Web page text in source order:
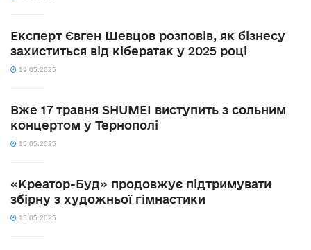
Експерт Євген Шевцов розповів, як бізнесу
захиститься від кібератак у 2025 році
19.05.2025
Вже 17 травня SHUMEI виступить з сольним
концертом у Тернополі
15.05.2025
«Креатор-Буд» продовжує підтримувати
збірну з художньої гімнастики
15.05.2025